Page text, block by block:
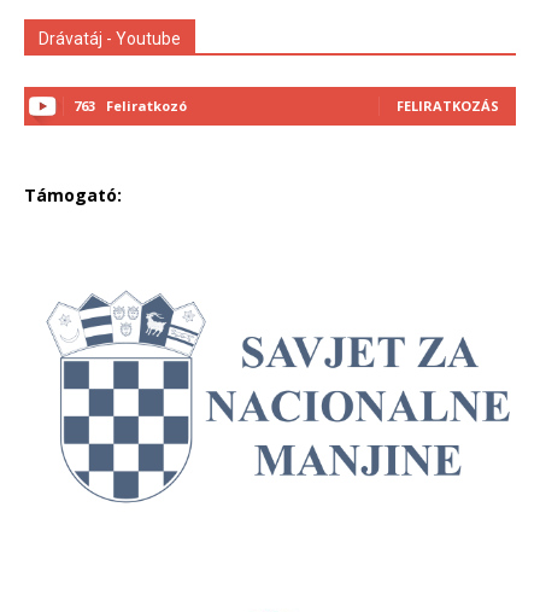
Drávatáj - Youtube
763 Feliratkozó FELIRATKOZÁS
Támogató: